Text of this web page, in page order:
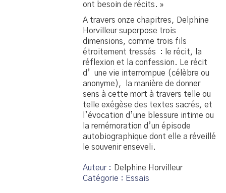
ont besoin de récits. »
A travers onze chapitres, Delphine
Horvilleur superpose trois
dimensions, comme trois fils
étroitement tressés : le récit, la
réflexion et la confession. Le récit
d’ une vie interrompue (célèbre ou
anonyme), la manière de donner
sens à cette mort à travers telle ou
telle exégèse des textes sacrés, et
l’évocation d’une blessure intime ou
la remémoration d’un épisode
autobiographique dont elle a réveillé
le souvenir enseveli.
Auteur
Delphine Horvilleur
Catégorie : Essais